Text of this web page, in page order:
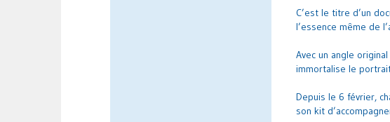
C’est le titre d’un
l’essence même de
Avec un angle
immortalise le
Depuis le 6 février,
son kit